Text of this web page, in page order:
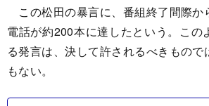
この松田の暴言に、番組終了間際か
電話が約200本に達したという。この
る発言は、決して許されるべきもの
もない。